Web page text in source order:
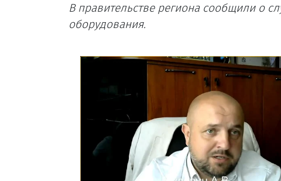
В правительстве региона сообщили о
оборудования.